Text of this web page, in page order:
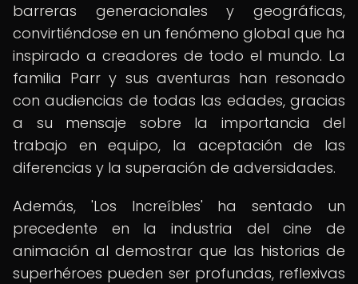
barreras generacionales y geográficas,
convirtiéndose en un fenómeno global que ha
inspirado a creadores de todo el mundo. La
familia Parr y sus aventuras han resonado
con audiencias de todas las edades, gracias
a su mensaje sobre la importancia del
trabajo en equipo, la aceptación de las
diferencias y la superación de adversidades.
Además, 'Los Increíbles' ha sentado un
precedente en la industria del cine de
animación al demostrar que las historias de
superhéroes pueden ser profundas, reflexivas